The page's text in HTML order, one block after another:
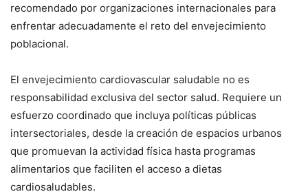
recomendado por organizaciones internacionales para
enfrentar adecuadamente el reto del envejecimiento
poblacional.
El envejecimiento cardiovascular saludable no es
responsabilidad exclusiva del sector salud. Requiere un
esfuerzo coordinado que incluya políticas públicas
intersectoriales, desde la creación de espacios urbanos
que promuevan la actividad física hasta programas
alimentarios que faciliten el acceso a dietas
cardiosaludables.